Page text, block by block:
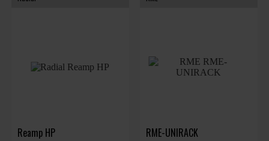
Reamp HP RME-UNIRACK